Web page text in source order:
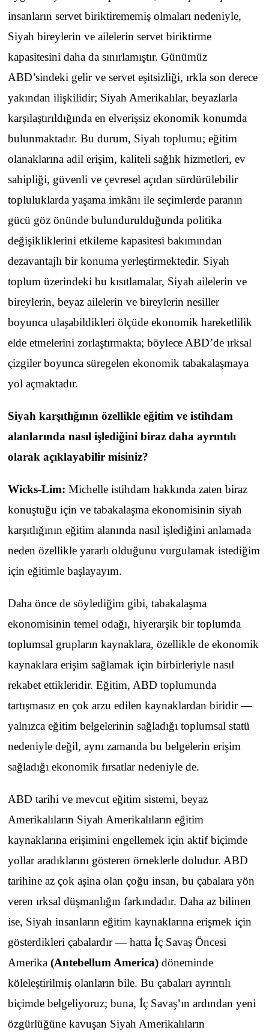
insanların servet biriktirememiş olmaları nedeniyle,
Siyah bireylerin ve ailelerin servet biriktirme
kapasitesini daha da sınırlamıştır. Günümüz
ABD’sindeki gelir ve servet eşitsizliği, ırkla son derece
yakından ilişkilidir; Siyah Amerikalılar, beyazlarla
karşılaştırıldığında en elverişsiz ekonomik konumda
bulunmaktadır. Bu durum, Siyah toplumu; eğitim
olanaklarına adil erişim, kaliteli sağlık hizmetleri, ev
sahipliği, güvenli ve çevresel açıdan sürdürülebilir
topluluklarda yaşama imkânı ile seçimlerde paranın
gücü göz önünde bulundurulduğunda politika
değişikliklerini etkileme kapasitesi bakımından
dezavantajlı bir konuma yerleştirmektedir. Siyah
toplum üzerindeki bu kısıtlamalar, Siyah ailelerin ve
bireylerin, beyaz ailelerin ve bireylerin nesiller
boyunca ulaşabildikleri ölçüde ekonomik hareketlilik
elde etmelerini zorlaştırmakta; böylece ABD’de ırksal
çizgiler boyunca süregelen ekonomik tabakalaşmaya
yol açmaktadır.
Siyah karşıtlığının özellikle eğitim ve istihdam
alanlarında nasıl işlediğini biraz daha ayrıntılı
olarak açıklayabilir misiniz?
Wicks-Lim: Michelle istihdam hakkında zaten biraz
konuştuğu için ve tabakalaşma ekonomisinin siyah
karşıtlığının eğitim alanında nasıl işlediğini anlamada
neden özellikle yararlı olduğunu vurgulamak istediğim
için eğitimle başlayayım.
Daha önce de söylediğim gibi, tabakalaşma
ekonomisinin temel odağı, hiyerarşik bir toplumda
toplumsal grupların kaynaklara, özellikle de ekonomik
kaynaklara erişim sağlamak için birbirleriyle nasıl
rekabet ettikleridir. Eğitim, ABD toplumunda
tartışmasız en çok arzu edilen kaynaklardan biridir —
yalnızca eğitim belgelerinin sağladığı toplumsal statü
nedeniyle değil, aynı zamanda bu belgelerin erişim
sağladığı ekonomik fırsatlar nedeniyle de.
ABD tarihi ve mevcut eğitim sistemi, beyaz
Amerikalıların Siyah Amerikalıların eğitim
kaynaklarına erişimini engellemek için aktif biçimde
yollar aradıklarını gösteren örneklerle doludur. ABD
tarihine az çok aşina olan çoğu insan, bu çabalara yön
veren ırksal düşmanlığın farkındadır. Daha az bilinen
ise, Siyah insanların eğitim kaynaklarına erişmek için
gösterdikleri çabalardır — hatta İç Savaş Öncesi
Amerika(Antebellum America) döneminde
köleleştirilmiş olanların bile. Bu çabaları ayrıntılı
biçimde belgeliyoruz; buna, İç Savaş’ın ardından yeni
özgürlüğüne kavuşan Siyah Amerikalıların